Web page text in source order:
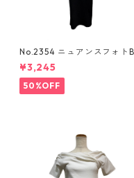
No.2354 ニュアンスフォト
Xtee
¥3,245
50%OFF